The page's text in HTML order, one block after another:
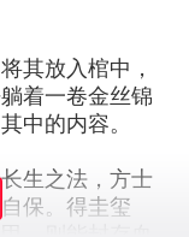
其放入棺中，
着一卷金丝锦
中的内容。
生之法，方士
保。得圭玺